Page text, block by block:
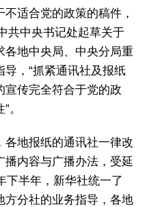
适合党的政策的稿件，
共中央书记处起草关于
各地中央局、中央分局重
，“抓紧通讯社及报纸
宣传完全符合于党的政
。
各地报纸的通讯社一律改
内容与广播办法，受延
下半年，新华社统一了
方分社的业务指导，各地